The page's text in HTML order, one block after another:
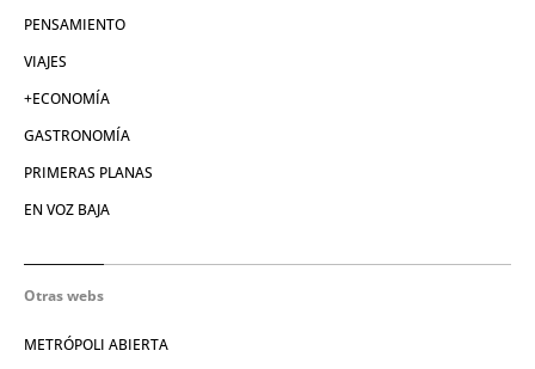
PENSAMIENTO
VIAJES
+ECONOMÍA
GASTRONOMÍA
PRIMERAS PLANAS
EN VOZ BAJA
Otras webs
METRÓPOLI ABIERTA